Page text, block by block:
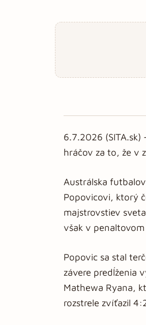
6.7.2026
hráčov za to, že v
Austrálska
Popovicovi, ktorý
majstrovstiev
však v penaltovom
Popovic sa stal
závere predĺženia
Mathewa Ryana,
rozstrele zvíťazil